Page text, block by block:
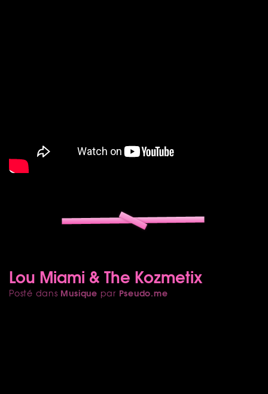
Lou Miami & The Kozmetix
Posté dans Musique par Pseudo.me